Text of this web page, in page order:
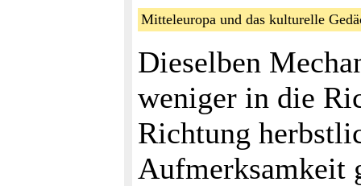
Mitteleuropa und das kulturelle
Dieselben
weniger in die
Richtung
Aufmerksamkeit